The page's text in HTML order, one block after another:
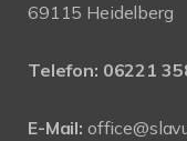
69115 Heidelberg
Telefon: 06221
E-Mail: